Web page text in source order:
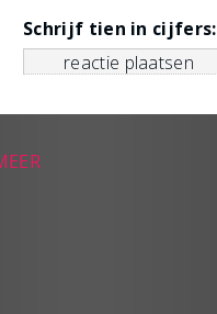
Schrijf tien in cijfers: